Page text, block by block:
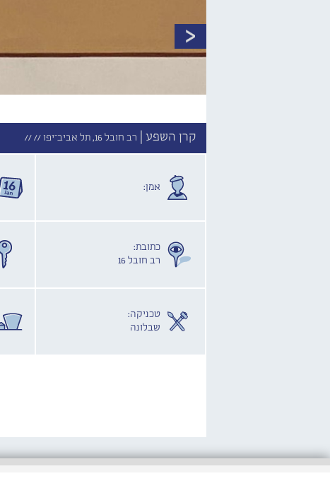
קרן השפע | רב חובל 16, תל אביב־יפו // //
אמן:
כתובת:
רב חובל 16
טכניקה:
שבלונה